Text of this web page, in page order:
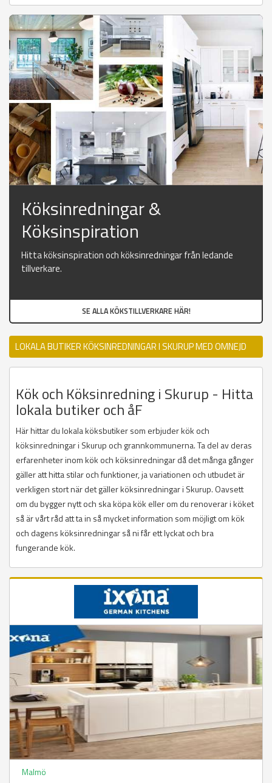
Köksinredningar &
Köksinspiration
Hitta köksinspiration och köksinredningar från ledande
tillverkare.
SE ALLA KÖKSTILLVERKARE HÄR!
LOKALA BUTIKER KÖKSINREDNINGAR I SKURUP MED OMNEJD
Kök och Köksinredning i Skurup - Hitta
lokala butiker och åF
Här hittar du lokala köksbutiker som erbjuder kök och
köksinredningar i Skurup och grannkommunerna. Ta del av deras
erfarenheter inom kök och köksinredningar då det många gånger
gäller att hitta stilar och funktioner, ja variationen och utbudet är
verkligen stort när det gäller köksinredningar i Skurup. Oavsett
om du bygger nytt och ska köpa kök eller om du renoverar i köket
så är vårt råd att ta in så mycket information som möjligt om kök
och dagens köksinredningar så ni får ett lyckat och bra
fungerande kök.
Malmö